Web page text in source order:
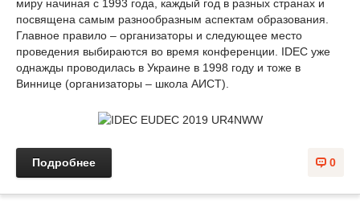
миру начиная с 1993 года, каждый год в разных странах и
посвящена самым разнообразным аспектам образования.
Главное правило – организаторы и следующее место
проведения выбираются во время конференции. IDEC уже
однажды проводилась в Украине в 1998 году и тоже в
Виннице (организаторы – школа АИСТ).
0
Подробнее